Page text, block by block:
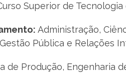
Superior de Tecnologia
Administração,
Pública e Relações
de Produção, Engenharia